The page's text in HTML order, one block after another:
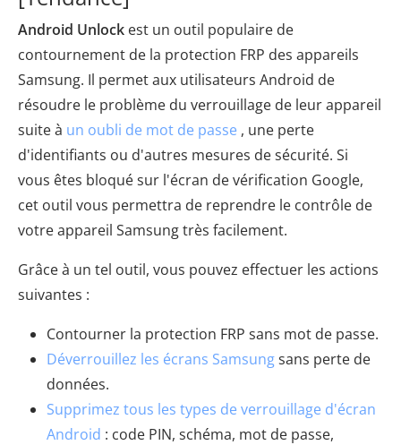
Android Unlock est un outil populaire de
contournement de la protection FRP des appareils
Samsung. Il permet aux utilisateurs Android de
résoudre le problème du verrouillage de leur appareil
suite à un oubli de mot de passe , une perte
d'identifiants ou d'autres mesures de sécurité. Si
vous êtes bloqué sur l'écran de vérification Google,
cet outil vous permettra de reprendre le contrôle de
votre appareil Samsung très facilement.
Grâce à un tel outil, vous pouvez effectuer les actions
suivantes :
Contourner la protection FRP sans mot de passe.
Déverrouillez les écrans Samsungsans perte de
données.
Supprimez tous les types de verrouillage d'écran
Android : code PIN, schéma, mot de passe,